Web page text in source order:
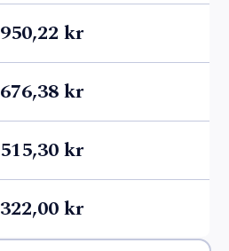
950,22 kr
676,38 kr
515,30 kr
322,00 kr